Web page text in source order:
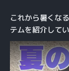
これから暑くな
テムを紹介してい